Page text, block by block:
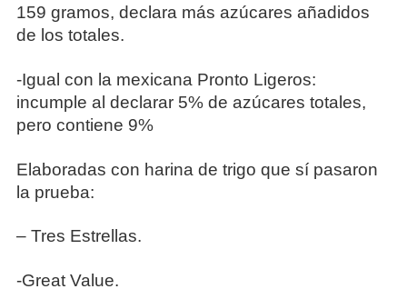
159 gramos, declara más azúcares añadidos
de los totales.
-Igual con la mexicana Pronto Ligeros:
incumple al declarar 5% de azúcares totales,
pero contiene 9%
Elaboradas con harina de trigo que sí pasaron
la prueba:
– Tres Estrellas.
-Great Value.